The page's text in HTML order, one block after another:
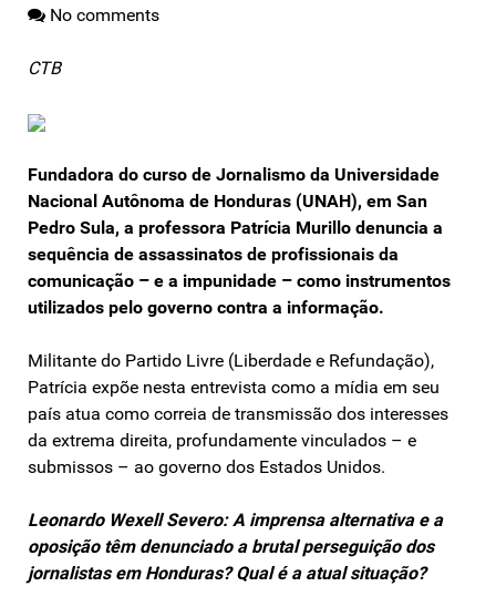
No comments
CTB
Fundadora do curso de Jornalismo da Universidade
Nacional Autônoma de Honduras (UNAH), em San
Pedro Sula, a professora Patrícia Murillo denuncia a
sequência de assassinatos de profissionais da
comunicação – e a impunidade – como instrumentos
utilizados pelo governo contra a informação.
Militante do Partido Livre (Liberdade e Refundação),
Patrícia expõe nesta entrevista como a mídia em seu
país atua como correia de transmissão dos interesses
da extrema direita, profundamente vinculados – e
submissos – ao governo dos Estados Unidos.
Leonardo Wexell Severo: A imprensa alternativa e a
oposição têm denunciado a brutal perseguição dos
jornalistas em Honduras? Qual é a atual situação?